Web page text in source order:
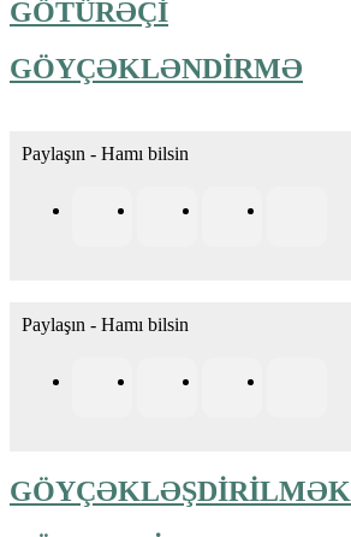
GÖTÜRƏÇİ
GÖYÇƏKLƏNDİRMƏ
Paylaşın - Hamı bilsin
Paylaşın - Hamı bilsin
GÖYÇƏKLƏŞDİRİLMƏK